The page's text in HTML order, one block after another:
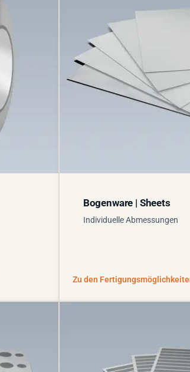
Bogenware | Sheets
Individuelle Abmessungen
Zu den Fertigungsmöglichkeiten